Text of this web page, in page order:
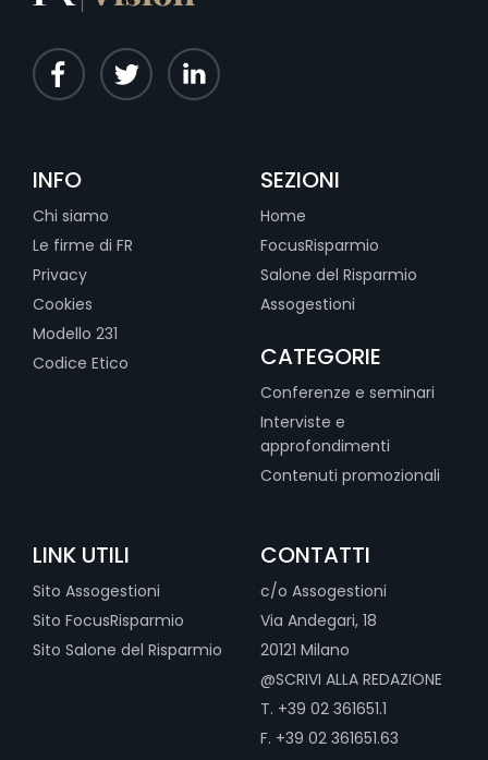
INFO
Chi siamo
Le firme di FR
Privacy
Cookies
Modello 231
Codice Etico
SEZIONI
Home
FocusRisparmio
Salone del Risparmio
Assogestioni
CATEGORIE
Conferenze e seminari
Interviste e
approfondimenti
Contenuti promozionali
LINK UTILI
Sito Assogestioni
Sito FocusRisparmio
Sito Salone del Risparmio
CONTATTI
c/o Assogestioni
Via Andegari, 18
20121 Milano
@SCRIVI ALLA REDAZIONE
T. +39 02 361651.1
F. +39 02 361651.63